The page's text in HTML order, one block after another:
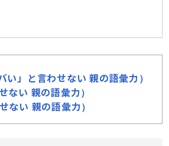
」と言わせない 親の語彙力）
い 親の語彙力）
い 親の語彙力）